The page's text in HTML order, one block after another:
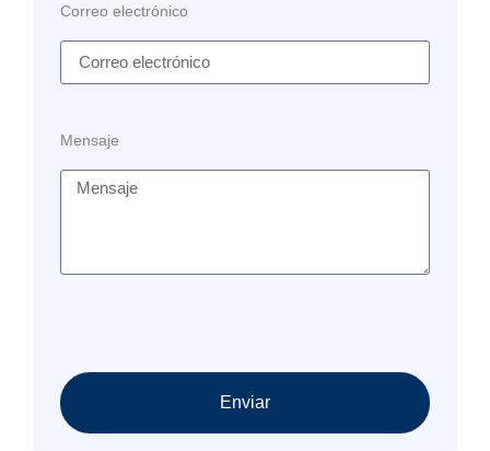
Correo electrónico
Mensaje
Enviar